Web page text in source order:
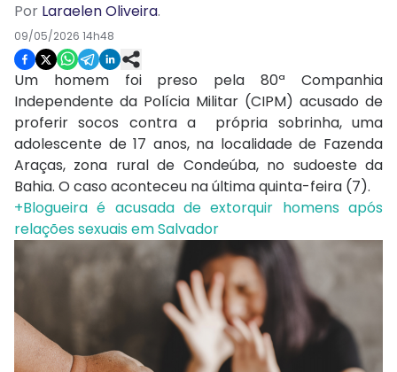
Por Laraelen Oliveira.
09/05/2026 14h48
Um homem foi preso pela 80ª Companhia
Independente da Polícia Militar (CIPM) acusado de
proferir socos contra a própria sobrinha, uma
adolescente de 17 anos, na localidade de Fazenda
Araças, zona rural de Condeúba, no sudoeste da
Bahia. O caso aconteceu na última quinta-feira (7).
+Blogueira é acusada de extorquir homens após
relações sexuais em Salvador